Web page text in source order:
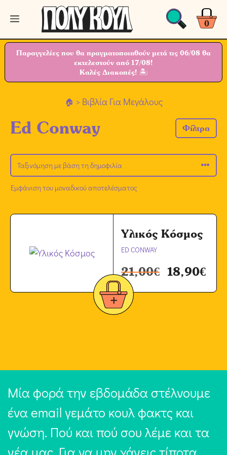
Μετάβαση
περιεχόμενο
0
Μενού
Παραγγελίες που θα πραγματοποιηθούν μετά τις 06/08 θα
εκτελεστούν από 17/08!
Καλές Διακοπές! 🏝
> Βιβλία Για Μεγάλους
Ed Conway Φίλτρα
Εμφάνιση του μοναδικού αποτελέσματος
Υλικός Κόσμος
ED CONWAY
21,00€ 18,90€
Μία φορά την εβδομάδα στέλνουμε
ένα email γεμάτο κουλ φακτς και
γνώση. Πού και πού σου λέμε και τα